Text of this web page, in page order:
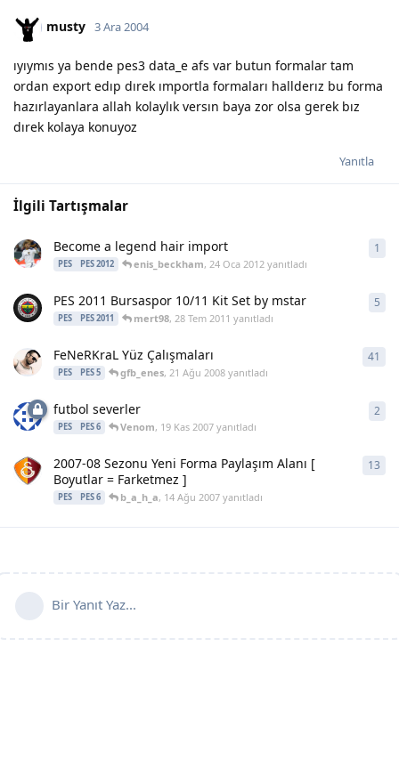
musty 3 Ara 2004
ıyıymıs ya bende pes3 data_e afs var butun formalar tam
ordan export edıp dırek ımportla formaları hallderız bu forma
hazırlayanlara allah kolaylık versın baya zor olsa gerek bız
dırek kolaya konuyoz
Yanıtla
İlgili Tartışmalar
Become a legend hair import
PES PES 2012 enis_beckham, 24 Oca 2012yanıtladı
1
PES 2011 Bursaspor 10/11 Kit Set by mstar
PES PES 2011 mert98, 28 Tem 2011 yanıtladı
5
FeNeRKraL Yüz Çalışmaları
PES PES 5 gfb_enes, 21 Ağu 2008yanıtladı
41
futbol severler
PES PES 6 Venom, 19 Kas 2007yanıtladı
2
2007-08 Sezonu Yeni Forma Paylaşım Alanı [
Boyutlar = Farketmez ]
PES PES 6 b_a_h_a, 14 Ağu 2007yanıtladı
13
Bir Yanıt Yaz...